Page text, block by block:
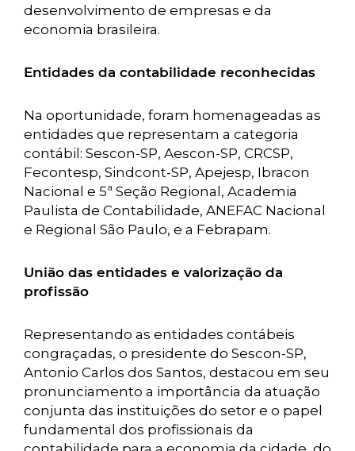
desenvolvimento de empresas e da
economia brasileira.
Entidades da contabilidade reconhecidas
Na oportunidade, foram homenageadas as
entidades que representam a categoria
contábil: Sescon-SP, Aescon-SP, CRCSP,
Fecontesp, Sindcont-SP, Apejesp, Ibracon
Nacional e 5ª Seção Regional, Academia
Paulista de Contabilidade, ANEFAC Nacional
e Regional São Paulo, e a Febrapam.
União das entidades e valorização da
profissão
Representando as entidades contábeis
congraçadas, o presidente do Sescon-SP,
Antonio Carlos dos Santos, destacou em seu
pronunciamento a importância da atuação
conjunta das instituições do setor e o papel
fundamental dos profissionais da